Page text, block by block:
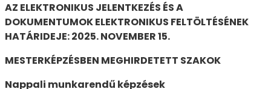
AZ ELEKTRONIKUS JELENTKEZÉS ÉS A
DOKUMENTUMOK ELEKTRONIKUS FELTÖLTÉSÉNEK
HATÁRIDEJE: 2025. NOVEMBER 15.
MESTERKÉPZÉSBEN MEGHIRDETETT SZAKOK
Nappali munkarendű képzések